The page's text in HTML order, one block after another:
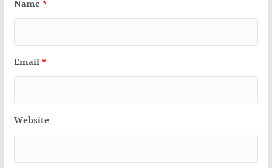
Name *
Email *
Website